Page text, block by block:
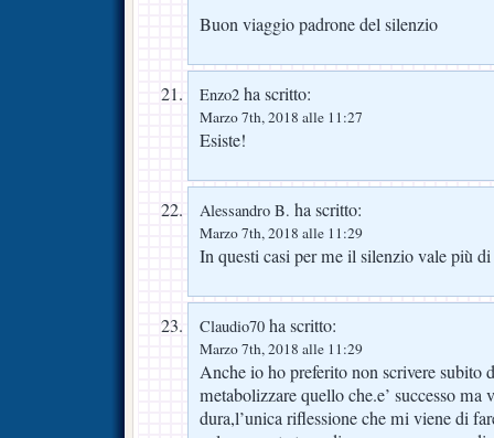
Buon viaggio padrone del silenzio
Enzo2 ha scritto:
Marzo 7th, 2018 alle 11:27
Esiste!
Alessandro B. ha scritto:
Marzo 7th, 2018 alle 11:29
In questi casi per me il silenzio vale più
Claudio70 ha scritto:
Marzo 7th, 2018 alle 11:29
Anche io ho preferito non scrivere subito
metabolizzare quello che.e’ successo ma
dura,l’unica riflessione che mi viene di